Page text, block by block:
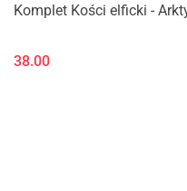
Komplet Kości elficki -
38.00